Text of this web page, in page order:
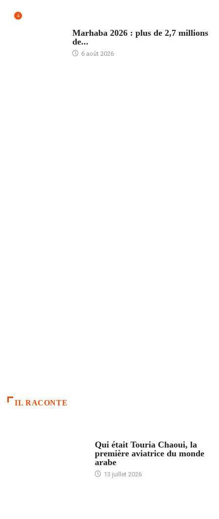
4
Marhaba 2026 : plus de 2,7 millions
de...
6 août 2026
IL RACONTE
Qui était Touria Chaoui, la
première aviatrice du monde
arabe
13 juillet 2026